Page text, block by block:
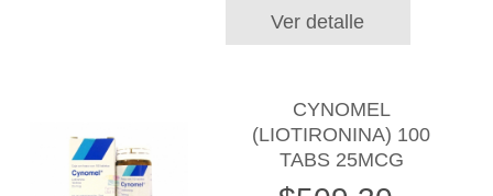
Ver detalle
CYNOMEL
(LIOTIRONINA) 100
TABS 25MCG